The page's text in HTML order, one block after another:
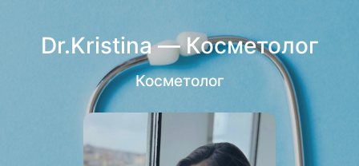
Dr.Kristina — Косметолог
Косметолог